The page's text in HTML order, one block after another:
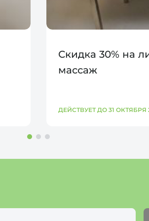
Скидка 30% на
массаж
ДЕЙСТВУЕТ ДО 31 ОКТЯБРЯ